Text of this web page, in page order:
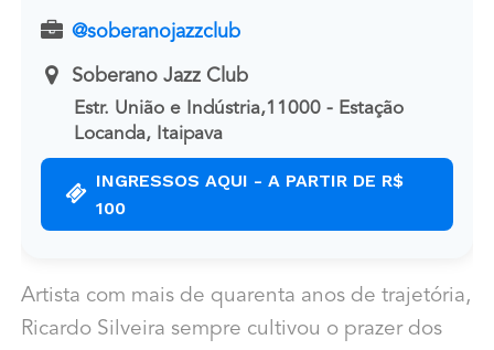
@soberanojazzclub
Soberano Jazz Club
Estr. União e Indústria,11000 - Estação
Locanda, Itaipava
INGRESSOS AQUI - A PARTIR DE R$
100
Artista com mais de quarenta anos de trajetória,
Ricardo Silveira sempre cultivou o prazer dos